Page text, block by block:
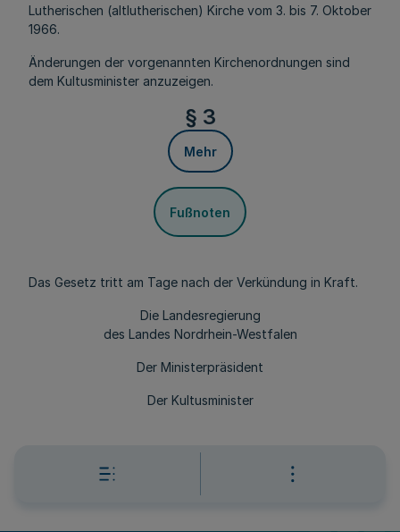
Lutherischen (altlutherischen) Kirche vom 3. bis 7. Oktober
1966.
Änderungen der vorgenannten Kirchenordnungen sind
dem Kultusminister anzuzeigen.
§ 3
Mehr
Fußnoten
Das Gesetz tritt am Tage nach der Verkündung in Kraft.
Die Landesregierung
des Landes Nordrhein-Westfalen
Der Ministerpräsident
Der Kultusminister